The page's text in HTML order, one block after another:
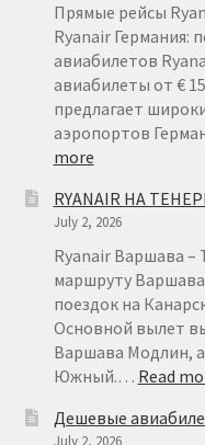
Прямые рейсы
Ryanair Германия:
авиабилетов
авиабилеты от €
предлагает
аэропортов
more:
ГЕРМАНИЯ
ОТ
€
15
RYANAIR НА
July 2, 2026
Ryanair Варшава –
маршруту
поездок на
Основной вылет
Варшава Модлин,
Южный.… Read
Дешевые
July 2, 2026